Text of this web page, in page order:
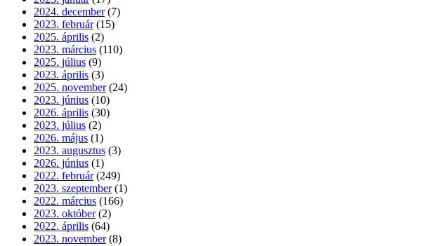
2024. december (7)
2023. február (15)
2025. április (2)
2023. március (110)
2025. július (9)
2023. április (3)
2025. november (24)
2023. június (10)
2026. április (30)
2023. július (2)
2026. május (1)
2023. augusztus (3)
2026. június (1)
2022. február (249)
2023. szeptember (1)
2022. március (166)
2023. október (2)
2022. április (64)
2023. november (8)